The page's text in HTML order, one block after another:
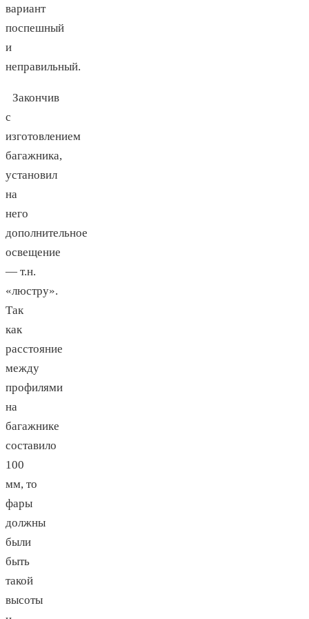
вариант
поспешный
и
неправильный.
Закончив
с
изготовлением
багажника,
установил
на
него
дополнительное
освещение
— т.н.
«люстру».
Так
как
расстояние
между
профилями
на
багажнике
составило
100
мм, то
фары
должны
были
быть
такой
высоты